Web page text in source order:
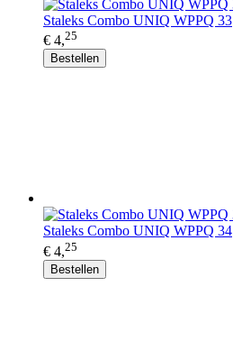
Staleks Combo UNIQ WPPQ 33
€ 4,25
Bestellen
Staleks Combo UNIQ WPPQ 34
€ 4,25
Bestellen